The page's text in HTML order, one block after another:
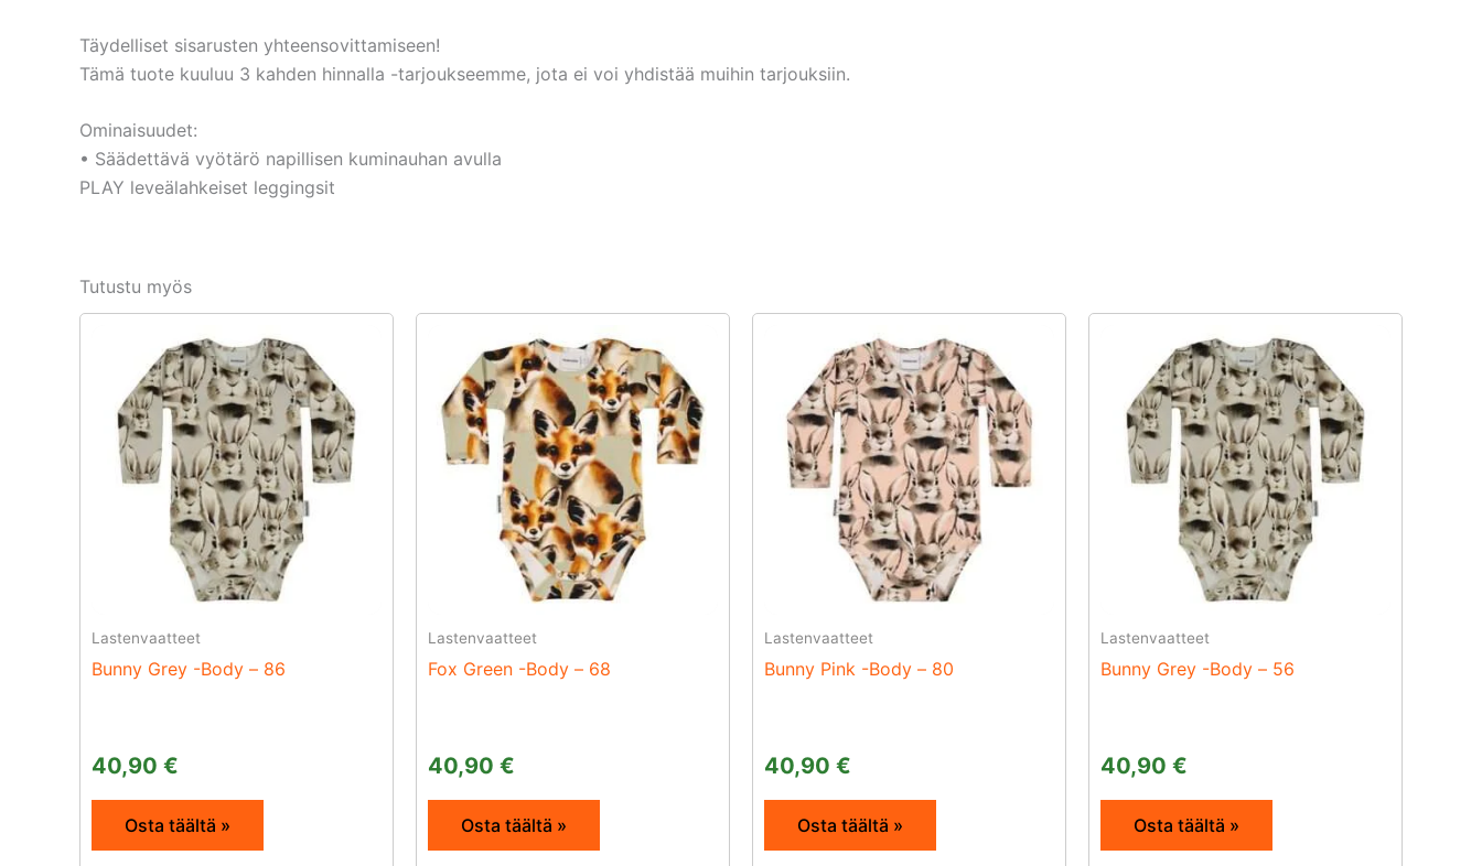
Täydelliset sisarusten yhteensovittamiseen!
Tämä tuote kuuluu 3 kahden hinnalla -tarjoukseemme, jota ei voi yhdistää muihin tarjouksiin.
Ominaisuudet:
• Säädettävä vyötärö napillisen kuminauhan avulla
PLAY leveälahkeiset leggingsit
Tutustu myös
Lastenvaatteet
Bunny Grey -Body – 86
40,90 €
Osta täältä »
Lastenvaatteet
Fox Green -Body – 68
40,90 €
Osta täältä »
Lastenvaatteet
Bunny Pink -Body – 80
40,90 €
Osta täältä »
Lastenvaatteet
Bunny Grey -Body – 56
40,90 €
Osta täältä »